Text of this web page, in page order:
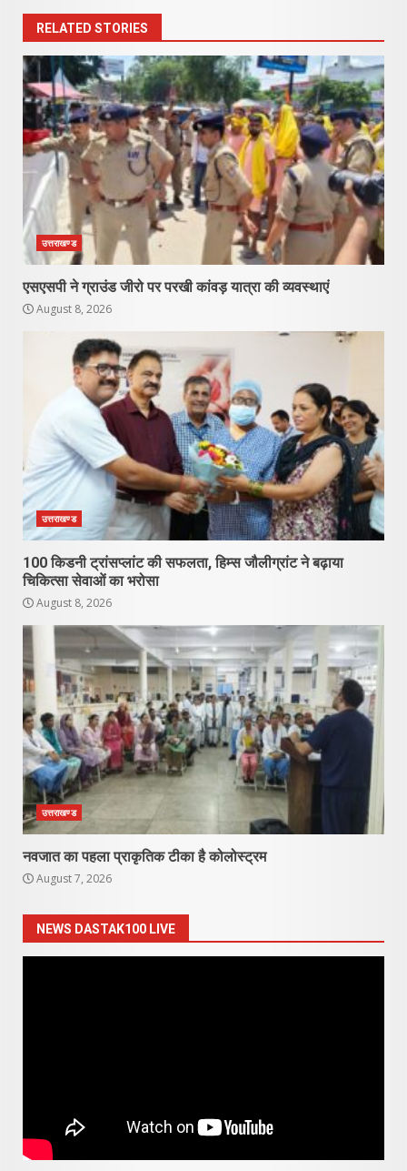
RELATED STORIES
उत्तराखण्ड
एसएसपी ने ग्राउंड जीरो पर परखी कांवड़ यात्रा की व्यवस्थाएं
August 8, 2026
उत्तराखण्ड
100 किडनी ट्रांसप्लांट की सफलता, हिम्स जौलीग्रांट ने बढ़ाया
चिकित्सा सेवाओं का भरोसा
August 8, 2026
उत्तराखण्ड
नवजात का पहला प्राकृतिक टीका है कोलोस्ट्रम
August 7, 2026
NEWS DASTAK100 LIVE